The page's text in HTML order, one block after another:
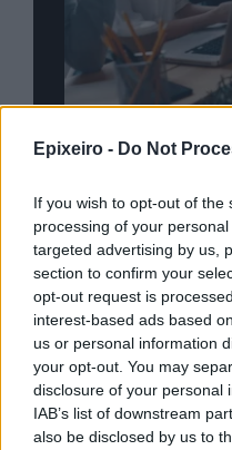
Epixeiro - Do Not
If you wish to opt-out of
processing of your
targeted advertising by us,
section to confirm your
opt-out request is
interest-based ads based
us or personal information
your opt-out. You may
disclosure of your personal
IAB’s list of downstream
also be disclosed by us to
TP Greece: Πώς
Advertorial
Περισσότερα από το